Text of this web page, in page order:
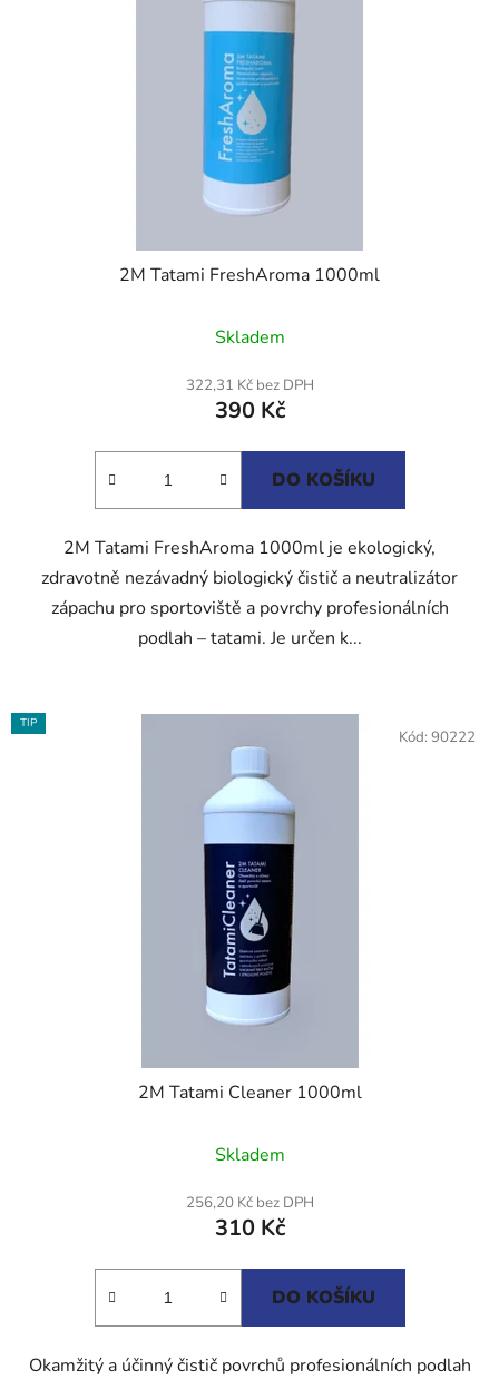
2M Tatami FreshAroma 1000ml
hodnocení
produktu
je
Skladem
322,31 Kč bez DPH
390 Kč
DO KOŠÍKU
2M Tatami FreshAroma 1000ml je ekologický,
zdravotně nezávadný biologický čistič a neutralizátor
zápachu pro sportoviště a povrchy profesionálních
podlah – tatami. Je určen k...
TIP
2M Tatami Cleaner 1000ml
hodnocení
produktu
je
Skladem
256,20 Kč bez DPH
310 Kč
DO KOŠÍKU
Okamžitý a účinný čistič povrchů profesionálních podlah
Kód: 90222